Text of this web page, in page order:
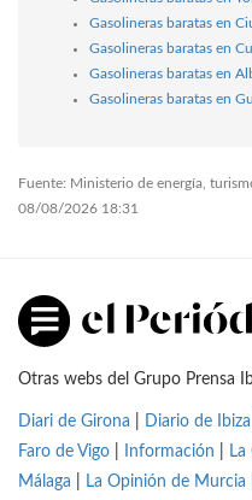
Gasolineras baratas en
Gasolineras baratas en
Gasolineras baratas en
Gasolineras baratas en
Fuente: Ministerio de energía,
08/08/2026 18:31
Otras webs del Grupo Prensa
Diari de Girona Diario de Ibiza
Faro de Vigo
Información
Málaga
La Opinión de Murcia